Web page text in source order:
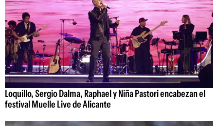
Loquillo, Sergio Dalma, Raphael y Niña Pastori encabezan el
festival Muelle Live de Alicante